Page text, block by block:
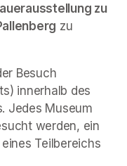
zu
zu
Besuch
innerhalb des
Jedes Museum
werden, ein
Teilbereichs